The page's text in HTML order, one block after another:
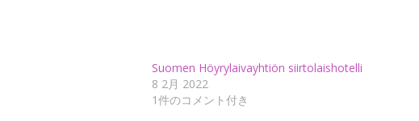
Suomen Höyrylaivayhtiön siirtolaishotelli
8 2月 2022
1件のコメント付き